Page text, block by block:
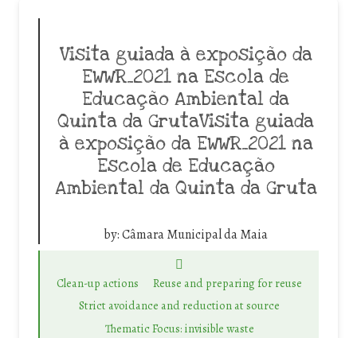
Visita guiada à exposição da
EWWR_2021 na Escola de
Educação Ambiental da
Quinta da GrutaVisita guiada
à exposição da EWWR_2021 na
Escola de Educação
Ambiental da Quinta da Gruta
by:Câmara Municipal da Maia
Clean-up actions
Reuse and preparing for reuse
Strict avoidance and reduction at source
Thematic Focus: invisible waste